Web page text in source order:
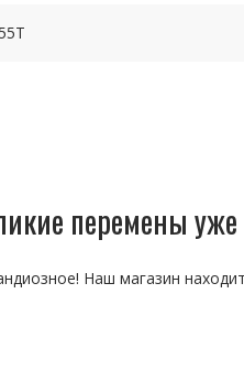
перемены уже
Наш магазин